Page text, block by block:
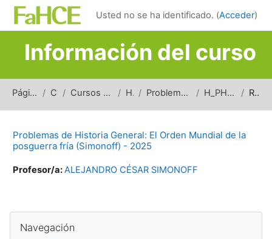
Salta al contenido principal
Usted no se ha identificado. (Acceder)
Información del curso
Página Principal Cursos Cursos de carreras de grado Historia Problemas de Historia General H_PHG_CENOM_2025 Resumen
Problemas de Historia General: El Orden Mundial de la
posguerra fría (Simonoff) - 2025
Profesor/a:ALEJANDRO CÉSAR SIMONOFF
Bloques
Navegación